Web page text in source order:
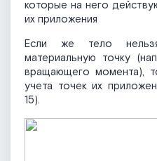
которые на него
их приложения
Если же тело
материальную точку
вращающего момента),
учета точек их
15).